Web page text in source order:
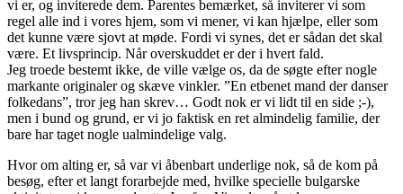
vi er, og inviterede dem. Parentes bemærket, så inviterer vi som
regel alle ind i vores hjem, som vi mener, vi kan hjælpe, eller som
det kunne være sjovt at møde. Fordi vi synes, det er sådan det skal
være. Et livsprincip. Når overskuddet er der i hvert fald.
Jeg troede bestemt ikke, de ville vælge os, da de søgte efter nogle
markante originaler og skæve vinkler. ”En etbenet mand der danser
folkedans”, tror jeg han skrev… Godt nok er vi lidt til en side ;-),
men i bund og grund, er vi jo faktisk en ret almindelig familie, der
bare har taget nogle ualmindelige valg.
Hvor om alting er, så var vi åbenbart underlige nok, så de kom på
besøg, efter et langt forarbejde med, hvilke specielle bulgarske